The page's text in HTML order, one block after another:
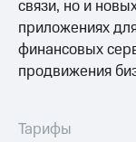
связи, но и
приложениях
финансовых
продвижения
Тарифы